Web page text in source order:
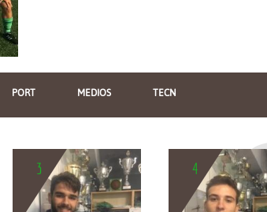
PORT MEDIOS TECN
3 4